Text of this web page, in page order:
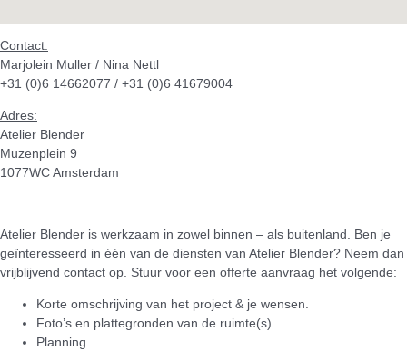
Contact:
Marjolein Muller / Nina Nettl
+31 (0)6 14662077 / +31 (0)6 41679004
Adres:
Atelier Blender
Muzenplein 9
1077WC Amsterdam
Atelier Blender is werkzaam in zowel binnen – als buitenland. Ben je
geïnteresseerd in één van de diensten van Atelier Blender? Neem dan
vrijblijvend contact op. Stuur voor een offerte aanvraag het volgende:
Korte omschrijving van het project & je wensen.
Foto’s en plattegronden van de ruimte(s)
Planning